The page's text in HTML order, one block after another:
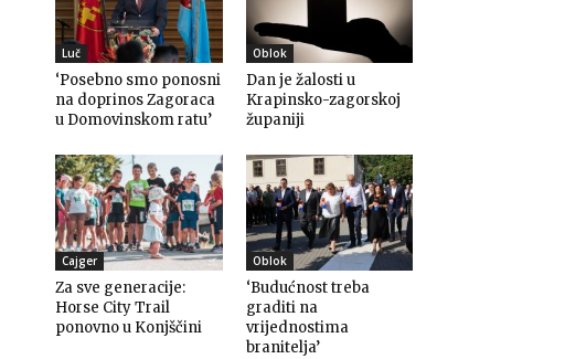
Luč
‘Posebno smo ponosni
na doprinos Zagoraca
u Domovinskom ratu’
Oblok
Dan je žalosti u
Krapinsko-zagorskoj
županiji
Cajger
Za sve generacije:
Horse City Trail
ponovno u Konjščini
Oblok
‘Budućnost treba
graditi na
vrijednostima
branitelja’